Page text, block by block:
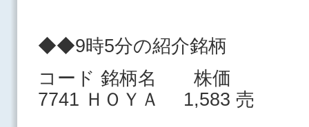
◆◆9時5分の紹介銘柄
コード 銘柄名 株価
7741 ＨＯＹＡ 1,583 売